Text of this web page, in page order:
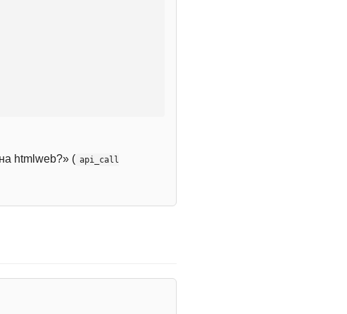
htmlweb?» ( api_call